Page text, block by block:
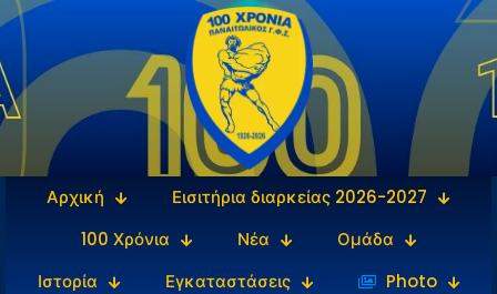
Αρχική
Εισιτήρια διαρκείας 2026-2027
100 Χρόνια
Νέα
Ομάδα
Ιστορία
Εγκαταστάσεις
‎‏‏‎ ‎Photo